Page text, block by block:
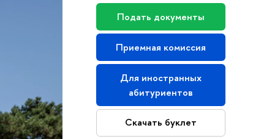
Подать документы
Приемная комиссия
Для иностранных
абитуриентов
Скачать буклет